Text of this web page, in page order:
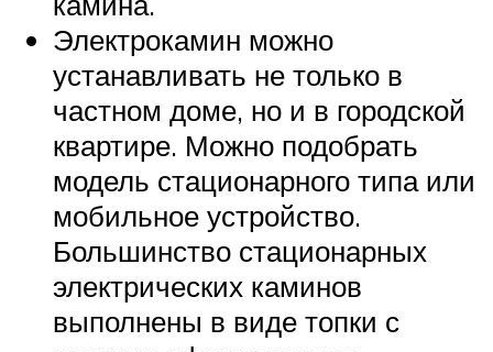
Электрокамин можно
устанавливать не только в
частном доме, но и в городской
квартире. Можно подобрать
модель стационарного типа или
мобильное устройство.
Большинство стационарных
электрических каминов
выполнены в виде топки с